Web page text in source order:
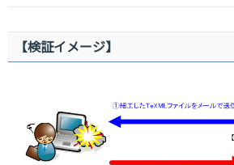
【検証イメージ】